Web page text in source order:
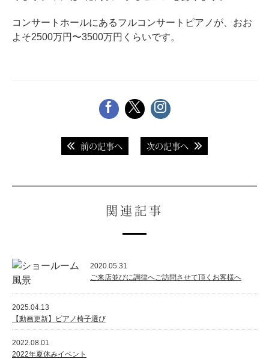
コンサートホールにあるフルコンサートピアノが、おお
よそ2500万円〜3500万円くらいです。
前の記事へ 次の記事へ
関連記事
2020.05.31
ご来店並びに調律へご訪問させて頂くお客様へ
2025.04.13
【動画更新】ピアノ椅子選び
2022.08.01
2022年夏休みイベント